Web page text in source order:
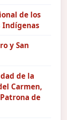
de los
Indígenas
y San
de la
Carmen,
de